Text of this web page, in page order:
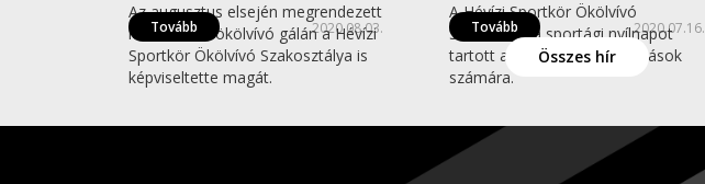
Az augusztus elsején megrendezett
nemzetközi ökölvívó gálán a Hévízi
Sportkör Ökölvívó Szakosztálya is
képviseltette magát.
Tovább 2020.08.03.
A Hévízi Sportkör Ökölvívó
Szakosztálya sportági nyílnapot
tartott a helyi napközis iskolások
számára.
Tovább 2020.07.16.
Összes hír